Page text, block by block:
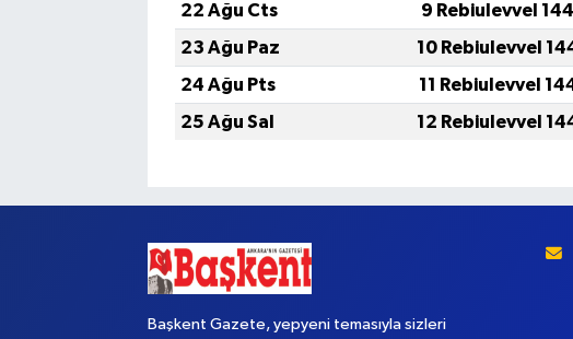
22 Ağu Cts
9 Rebiulevvel
23 Ağu Paz
10 Rebiulevvel
24 Ağu Pts
11 Rebiulevvel
25 Ağu Sal
12 Rebiulevvel
Başkent Gazete, yepyeni temasıyla sizleri